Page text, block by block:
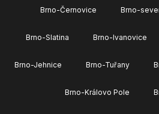
Brno-Černovice Brno-
Brno-Slatina Brno-Ivanovice
Brno-Jehnice Brno-Tuřany
Brno-Královo Pole